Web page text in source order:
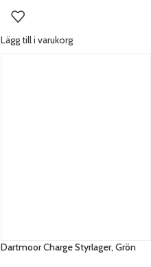
Lägg till i varukorg
Dartmoor Charge Styrlager, Grön